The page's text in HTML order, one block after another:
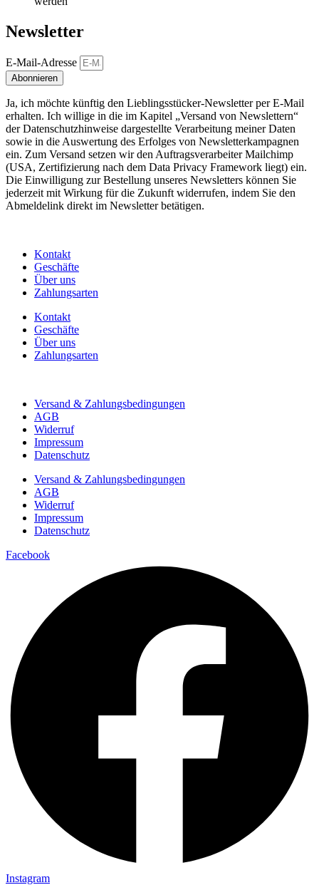
Newsletter
E-Mail-Adresse
Abonnieren
Ja, ich möchte künftig den Lieblingsstücker-Newsletter per E-Mail
erhalten. Ich willige in die im Kapitel „Versand von Newslettern“
der Datenschutzhinweise dargestellte Verarbeitung meiner Daten
sowie in die Auswertung des Erfolges von Newsletterkampagnen
ein. Zum Versand setzen wir den Auftragsverarbeiter Mailchimp
(USA, Zertifizierung nach dem Data Privacy Framework liegt) ein.
Die Einwilligung zur Bestellung unseres Newsletters können Sie
jederzeit mit Wirkung für die Zukunft widerrufen, indem Sie den
Abmeldelink direkt im Newsletter betätigen.
Kontakt
Geschäfte
Über uns
Zahlungsarten
Kontakt
Geschäfte
Über uns
Zahlungsarten
Versand & Zahlungsbedingungen
AGB
Widerruf
Impressum
Datenschutz
Versand & Zahlungsbedingungen
AGB
Widerruf
Impressum
Datenschutz
Facebook
Instagram